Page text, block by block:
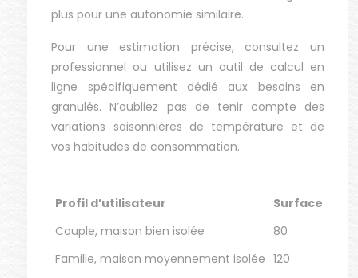
plus pour une autonomie similaire.
Pour une estimation précise, consultez un
professionnel ou utilisez un outil de calcul en
ligne spécifiquement dédié aux besoins en
granulés. N’oubliez pas de tenir compte des
variations saisonnières de température et de
vos habitudes de consommation.
Profil d’utilisateur
Surface (m²)
Couple, maison bien isolée
80
Famille, maison moyennement isolée 120